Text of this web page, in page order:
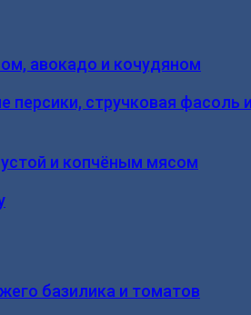
авокадо и кочудяном
персики, стручковая фасоль
и копчёным мясом
базилика и томатов